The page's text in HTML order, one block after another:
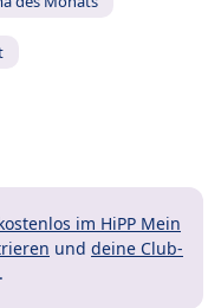
im HiPP Mein
und deine Club-